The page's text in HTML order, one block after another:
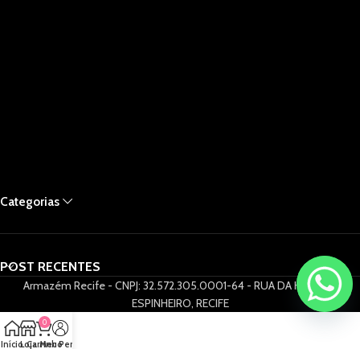
Categorias
POST RECENTES
Armazém Recife - CNPJ: 32.572.305.0001-64 - RUA DA HORA 61,
ESPINHEIRO, RECIFE
InícioLoja
0
Carrinho
Meu Perfil